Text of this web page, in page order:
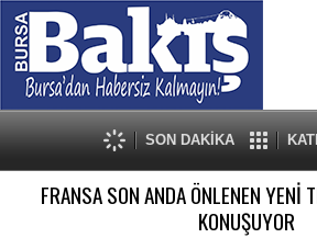
SON DAKİKA
FRANSA SON ANDA ÖNLENEN YENİ
KONUŞUYOR